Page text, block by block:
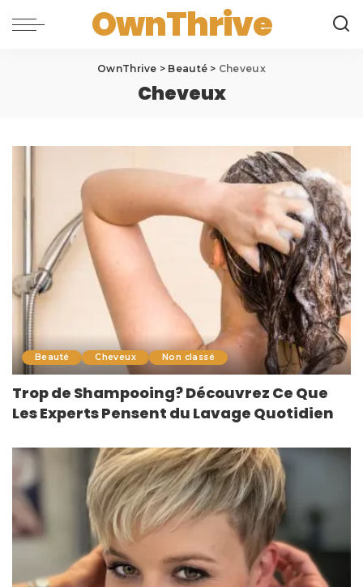
OwnThrive
OwnThrive > Beauté > Cheveux
Cheveux
Beauté Cheveux Non classé
Trop de Shampooing? Découvrez Ce Que
Les Experts Pensent du Lavage Quotidien